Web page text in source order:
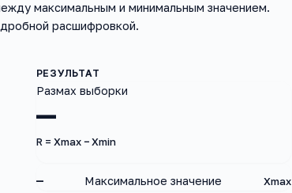
максимальным и минимальным значением.
расшифровкой.
—
Размах выборки
R = Xmax − Xmin
— Максимальное значение Xmax